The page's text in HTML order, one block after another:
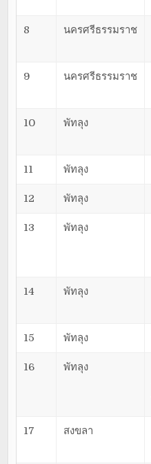
8 นครศรีธรรมราช
9 นครศรีธรรมราช
10 พัทลุง
11 พัทลุง
12 พัทลุง
13 พัทลุง
14 พัทลุง
15 พัทลุง
16 พัทลุง
17 สงขลา